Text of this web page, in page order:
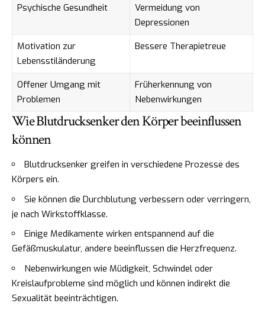
Psychische Gesundheit
Vermeidung von
Depressionen
Motivation zur
Lebensstiländerung
Bessere Therapietreue
Offener Umgang mit
Problemen
Früherkennung von
Nebenwirkungen
Wie Blutdrucksenker den Körper beeinflussen
können
Blutdrucksenker greifen in verschiedene Prozesse des
Körpers ein.
Sie können die Durchblutung verbessern oder verringern,
je nach Wirkstoffklasse.
Einige Medikamente wirken entspannend auf die
Gefäßmuskulatur, andere beeinflussen die Herzfrequenz.
Nebenwirkungen wie Müdigkeit, Schwindel oder
Kreislaufprobleme sind möglich und können indirekt die
Sexualität beeinträchtigen.